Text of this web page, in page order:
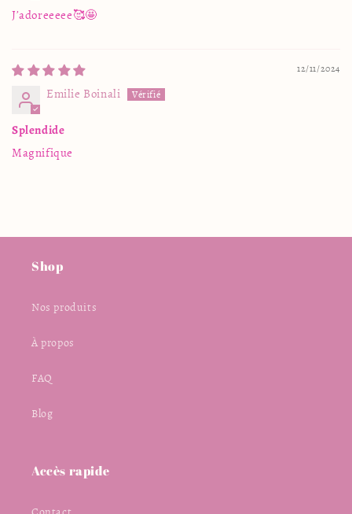
J’adoreeeee🥰🤩
12/11/2024
Emilie Boinali
Splendide
Magnifique
Shop
Nos produits
À propos
FAQ
Blog
Accès rapide